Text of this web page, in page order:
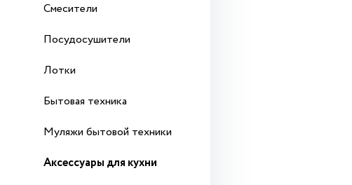
Смесители
Посудосушители
Лотки
Бытовая техника
Муляжи бытовой техники
Аксессуары для кухни